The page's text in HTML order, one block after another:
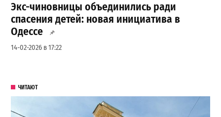
Экс-чиновницы объединились ради
спасения детей: новая инициатива в
Одессе
14-02-2026 в 17:22
ЧИТАЮТ